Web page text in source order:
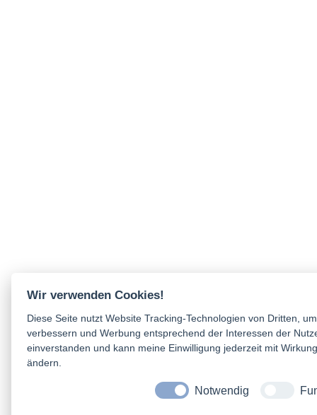
Wir verwenden Cookies!
Diese Seite nutzt Website Tracking-Technologien von Dritten,
verbessern und Werbung entsprechend der Interessen der
einverstanden und kann meine Einwilligung jederzeit mit
ändern.
Notwendig